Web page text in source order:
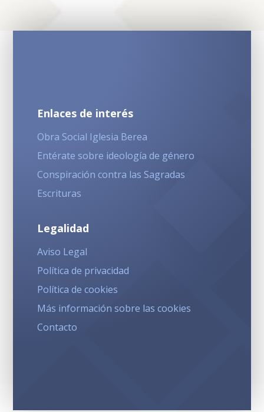
Enlaces de interés
Obra Social Iglesia Berea
Entérate sobre ideología de género
Conspiración contra las Sagradas
Escrituras
Legalidad
Aviso Legal
Política de privacidad
Política de cookies
Más información sobre las cookies
Contacto